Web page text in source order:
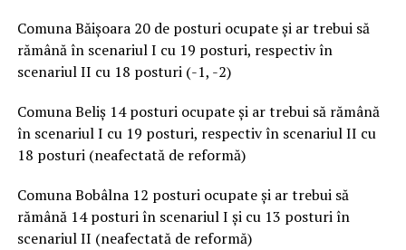
Comuna Băișoara 20 de posturi ocupate și ar trebui să
rămână în scenariul I cu 19 posturi, respectiv în
scenariul II cu 18 posturi (-1, -2)
Comuna Beliș 14 posturi ocupate și ar trebui să rămână
în scenariul I cu 19 posturi, respectiv în scenariul II cu
18 posturi (neafectată de reformă)
Comuna Bobâlna 12 posturi ocupate și ar trebui să
rămână 14 posturi în scenariul I și cu 13 posturi în
scenariul II (neafectată de reformă)